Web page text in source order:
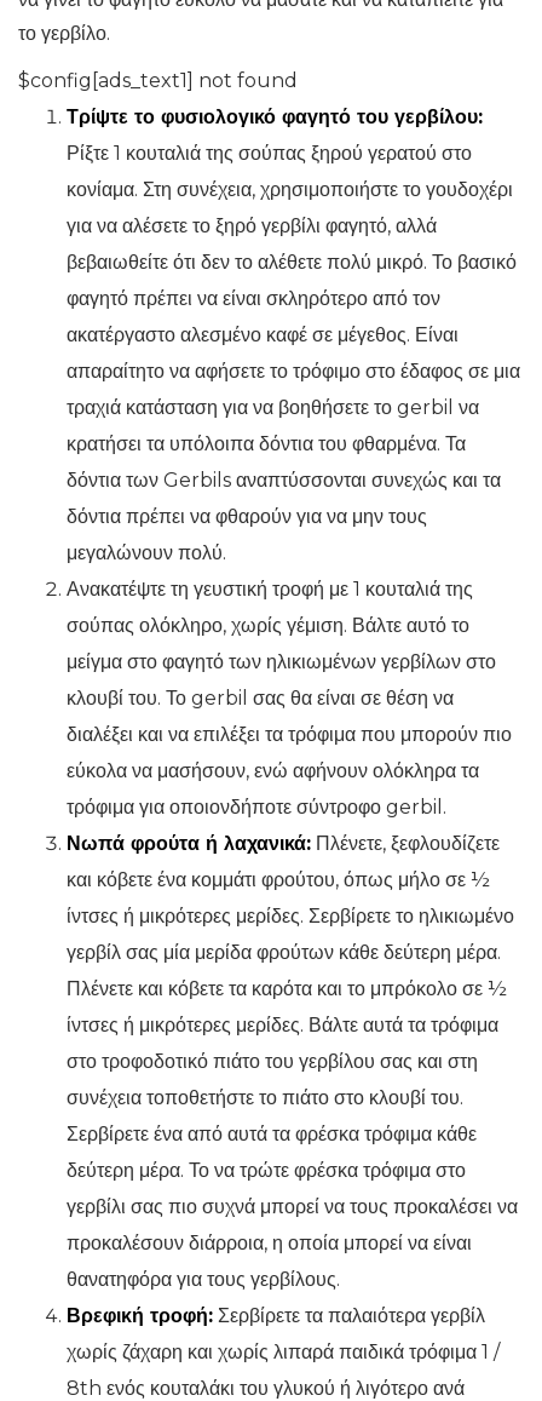
το γερβίλο.
$config[ads_text1] not found
Τρίψτε το φυσιολογικό φαγητό του γερβίλου:
Ρίξτε 1 κουταλιά της σούπας ξηρού γερατού στο
κονίαμα. Στη συνέχεια, χρησιμοποιήστε το γουδοχέρι
για να αλέσετε το ξηρό γερβίλι φαγητό, αλλά
βεβαιωθείτε ότι δεν το αλέθετε πολύ μικρό. Το βασικό
φαγητό πρέπει να είναι σκληρότερο από τον
ακατέργαστο αλεσμένο καφέ σε μέγεθος. Είναι
απαραίτητο να αφήσετε το τρόφιμο στο έδαφος σε μια
τραχιά κατάσταση για να βοηθήσετε το gerbil να
κρατήσει τα υπόλοιπα δόντια του φθαρμένα. Τα
δόντια των Gerbils αναπτύσσονται συνεχώς και τα
δόντια πρέπει να φθαρούν για να μην τους
μεγαλώνουν πολύ.
Ανακατέψτε τη γευστική τροφή με 1 κουταλιά της
σούπας ολόκληρο, χωρίς γέμιση. Βάλτε αυτό το
μείγμα στο φαγητό των ηλικιωμένων γερβίλων στο
κλουβί του. Το gerbil σας θα είναι σε θέση να
διαλέξει και να επιλέξει τα τρόφιμα που μπορούν πιο
εύκολα να μασήσουν, ενώ αφήνουν ολόκληρα τα
τρόφιμα για οποιονδήποτε σύντροφο gerbil.
Νωπά φρούτα ή λαχανικά: Πλένετε, ξεφλουδίζετε
και κόβετε ένα κομμάτι φρούτου, όπως μήλο σε ½
ίντσες ή μικρότερες μερίδες. Σερβίρετε το ηλικιωμένο
γερβίλ σας μία μερίδα φρούτων κάθε δεύτερη μέρα.
Πλένετε και κόβετε τα καρότα και το μπρόκολο σε ½
ίντσες ή μικρότερες μερίδες. Βάλτε αυτά τα τρόφιμα
στο τροφοδοτικό πιάτο του γερβίλου σας και στη
συνέχεια τοποθετήστε το πιάτο στο κλουβί του.
Σερβίρετε ένα από αυτά τα φρέσκα τρόφιμα κάθε
δεύτερη μέρα. Το να τρώτε φρέσκα τρόφιμα στο
γερβίλι σας πιο συχνά μπορεί να τους προκαλέσει να
προκαλέσουν διάρροια, η οποία μπορεί να είναι
θανατηφόρα για τους γερβίλους.
Βρεφική τροφή: Σερβίρετε τα παλαιότερα γερβίλ
χωρίς ζάχαρη και χωρίς λιπαρά παιδικά τρόφιμα 1 /
8th ενός κουταλάκι του γλυκού ή λιγότερο ανά